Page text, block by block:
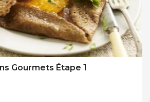
Gourmets Étape 1